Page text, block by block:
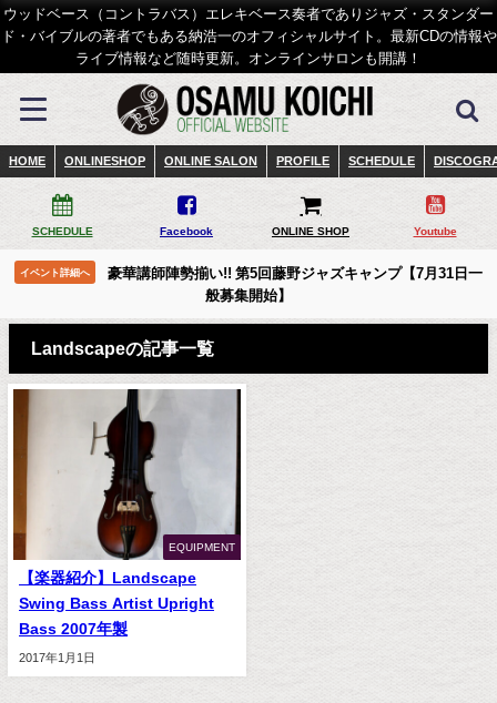
ウッドベース（コントラバス）エレキベース奏者でありジャズ・スタンダー
ド・バイブルの著者でもある納浩一のオフィシャルサイト。最新CDの情報や
ライブ情報など随時更新。オンラインサロンも開講！
HOME ONLINESHOP ONLINE SALON PROFILE SCHEDULE
SCHEDULE Facebook ONLINE SHOP Youtube
イベント詳細へ
豪華講師陣勢揃い!! 第5回藤野ジャズキャンプ【7月31日一
般募集開始】
Landscapeの記事一覧
EQUIPMENT
【楽器紹介】Landscape
Swing Bass Artist Upright
Bass 2007年製
2017年1月1日